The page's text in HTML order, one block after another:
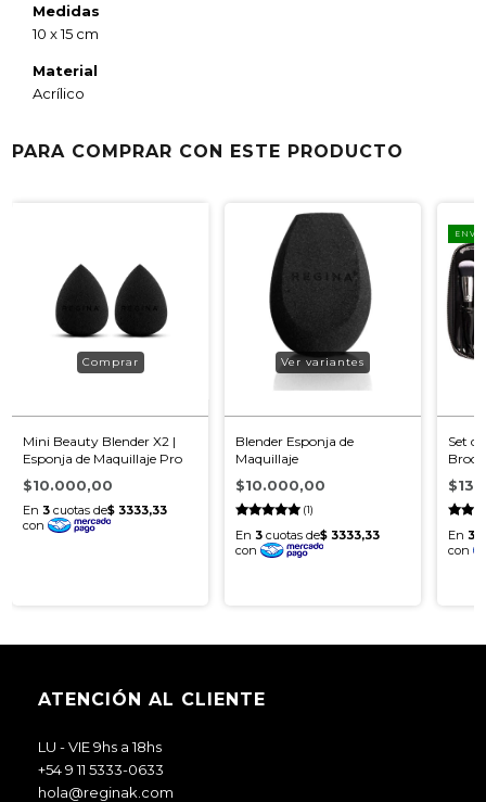
Medidas
10 x 15 cm
Material
Acrílico
PARA COMPRAR CON ESTE PRODUCTO
Mini Beauty Blender X2 |
Esponja de Maquillaje Pro
$10.000,00
Blender Esponja de
Maquillaje
(1)
$10.000,00
Ver variantes
Set
ATENCIÓN AL CLIENTE
LU - VIE 9hs a 18hs
+54 9 11 5333-0633
hola@reginak.com